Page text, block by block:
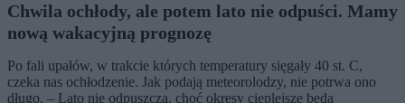
Chwila ochłody, ale potem lato nie odpuści. Mamy
nową wakacyjną prognozę
Po fali upałów, w trakcie których temperatury sięgały 40 st. C,
czeka nas ochłodzenie. Jak podają meteorolodzy, nie potrwa ono
długo. – Lato nie odpuszcza, choć okresy cieplejsze będą